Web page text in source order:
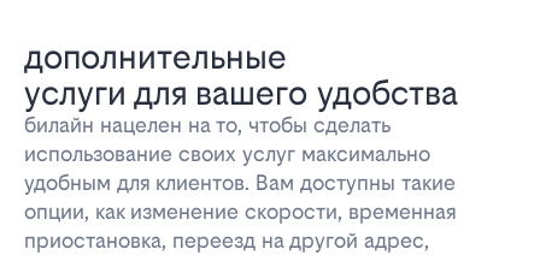
дополнительные
услуги для вашего удобства
билайн нацелен на то, чтобы сделать
использование своих услуг максимально
удобным для клиентов. Вам доступны такие
опции, как изменение скорости, временная
приостановка, переезд на другой адрес,